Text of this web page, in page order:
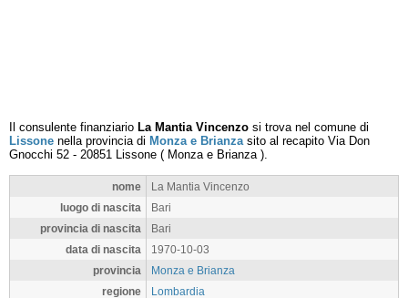
Il consulente finanziario La Mantia Vincenzo si trova nel comune di
Lissone nella provincia di Monza e Brianzasito al recapito Via Don
Gnocchi 52 - 20851 Lissone ( Monza e Brianza).
nome
La Mantia Vincenzo
luogo di nascita
Bari
provincia di nascita
Bari
data di nascita
1970-10-03
provincia
Monza e Brianza
regione
Lombardia